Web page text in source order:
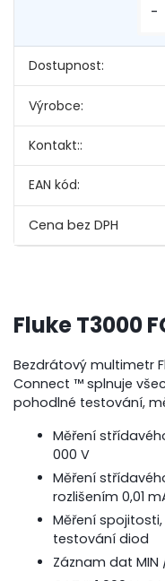
Dostupnost:
Výrobce:
Kontakt::
EAN kód:
-
Fluke T3000
Bezdrátový multimetr
Connect ™ splnuje
pohodlné testování,
Měření
000 V
Měření
rozlišením 0,01
Měření
testování diod
Záznam dat MIN